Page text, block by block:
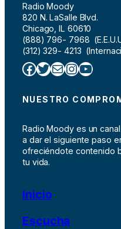
Radio Moody
820 N. LaSalle Blvd.
Chicago, IL 60610
(888) 796- 7968
(312) 329- 4213
Facebook Twitter Correo electrónico InstagramYouTube
NUESTRO
Radio Moody es un
a dar el siguiente paso
ofreciéndote contenido
tu vida.
Inicio
Escucha